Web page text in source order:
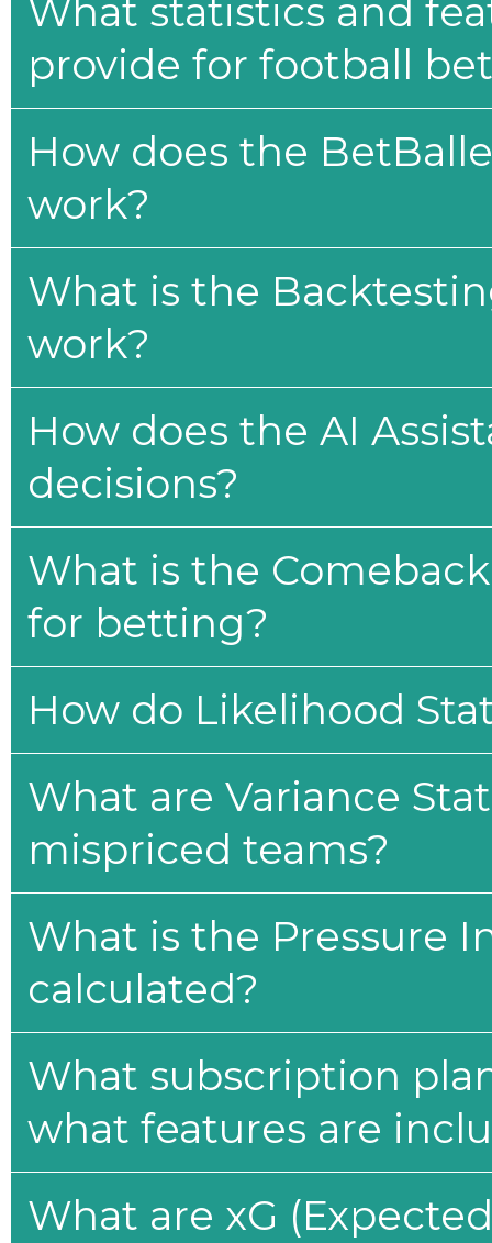
What statistics and
provide for football
How does the
work?
What is the
work?
How does the AI
decisions?
What is the
for betting?
How do Likelihood
What are Variance
mispriced teams?
What is the Pressure
calculated?
What subscription
what features are
What are xG